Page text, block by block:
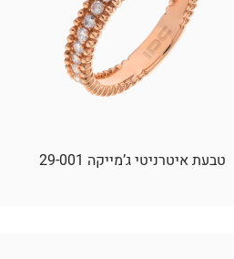
טבעת איטרניטי ג’מייקה 29-001